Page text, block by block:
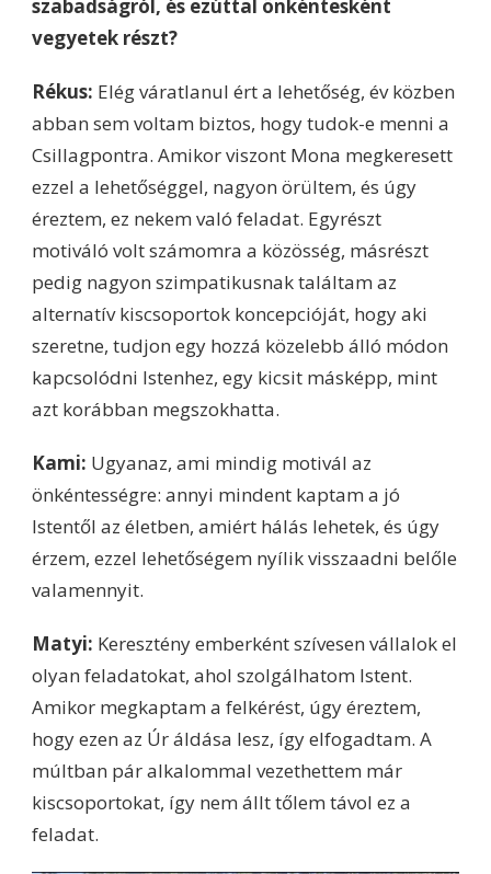
szabadságról, és ezúttal önkéntesként
vegyetek részt?
Rékus: Elég váratlanul ért a lehetőség, év közben
abban sem voltam biztos, hogy tudok-e menni a
Csillagpontra. Amikor viszont Mona megkeresett
ezzel a lehetőséggel, nagyon örültem, és úgy
éreztem, ez nekem való feladat. Egyrészt
motiváló volt számomra a közösség, másrészt
pedig nagyon szimpatikusnak találtam az
alternatív kiscsoportok koncepcióját, hogy aki
szeretne, tudjon egy hozzá közelebb álló módon
kapcsolódni Istenhez, egy kicsit másképp, mint
azt korábban megszokhatta.
Kami: Ugyanaz, ami mindig motivál az
önkéntességre: annyi mindent kaptam a jó
Istentől az életben, amiért hálás lehetek, és úgy
érzem, ezzel lehetőségem nyílik visszaadni belőle
valamennyit.
Matyi: Keresztény emberként szívesen vállalok el
olyan feladatokat, ahol szolgálhatom Istent.
Amikor megkaptam a felkérést, úgy éreztem,
hogy ezen az Úr áldása lesz, így elfogadtam. A
múltban pár alkalommal vezethettem már
kiscsoportokat, így nem állt tőlem távol ez a
feladat.